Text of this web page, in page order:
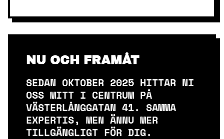
NU OCH FRAMÅT
SEDAN OKTOBER 2025 HITTAR NI
OSS MITT I CENTRUM PÅ
VÄSTERLÅNGGATAN 41. SAMMA
EXPERTIS, MEN ÄNNU MER
TILLGÄNGLIGT FÖR DIG.